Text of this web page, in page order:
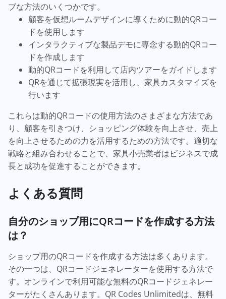
ブな方法のいくつかです。
顧客を仮想ルームデザインに導くために動的QRコー
ドを使用します
インタラクティブな製品デモに専念する動的QRコー
ドを作成します
動的QRコードを利用して店内ツアーをガイドします
QRを通じて拡張現実を活用し、家具カスタマイズを
行います
これらは動的QRコードの使用方法のさまざまな方法であ
り、顧客を引きつけ、ショッピング体験を向上させ、売上
を向上させるための力を活用するための方法です。適切な
戦略と組み合わせることで、家具小売業者はビジネスで成
長と成功を促進することができます。
よくある質問
自分のショップ用にQRコードを作成する方法
は？
ショップ用のQRコードを作成する方法は多くあります。
その一つは、QRコードジェネレーターを使用する方法で
す。オンラインで利用可能な無料のQRコードジェネレー
ターがたくさんあります。QR Codes Unlimitedは、無料